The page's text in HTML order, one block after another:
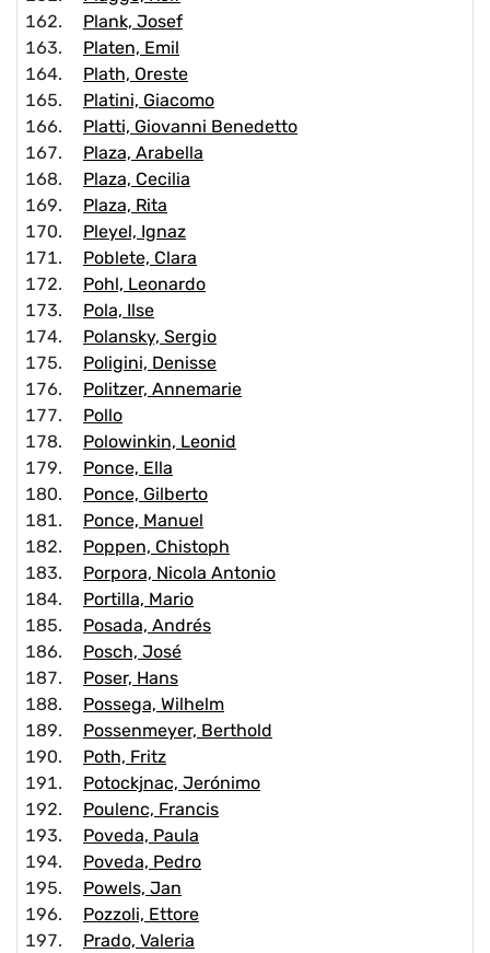
Plank, Josef
Platen, Emil
Plath, Oreste
Platini, Giacomo
Platti, Giovanni Benedetto
Plaza, Arabella
Plaza, Cecilia
Plaza, Rita
Pleyel, Ignaz
Poblete, Clara
Pohl, Leonardo
Pola, Ilse
Polansky, Sergio
Poligini, Denisse
Politzer, Annemarie
Pollo
Polowinkin, Leonid
Ponce, Ella
Ponce, Gilberto
Ponce, Manuel
Poppen, Chistoph
Porpora, Nicola Antonio
Portilla, Mario
Posada, Andrés
Posch, José
Poser, Hans
Possega, Wilhelm
Possenmeyer, Berthold
Poth, Fritz
Potockjnac, Jerónimo
Poulenc, Francis
Poveda, Paula
Poveda, Pedro
Powels, Jan
Pozzoli, Ettore
Prado, Valeria